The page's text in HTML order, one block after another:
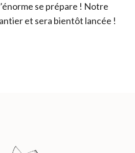
se prépare ! Notre
et sera bientôt lancée !